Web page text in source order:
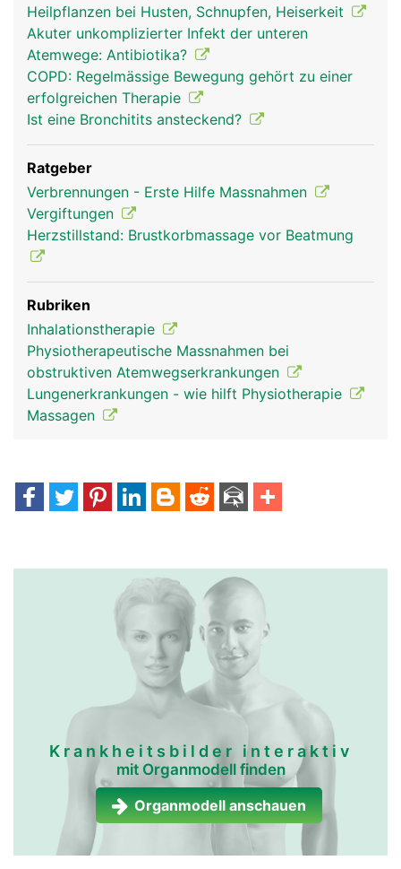
Atemwege Frau
Kopf Links
Heilpflanzen bei Husten, Schnupfen, Heiserkeit
Akuter unkomplizierter Infekt der unteren
Atemwege: Antibiotika?
COPD: Regelmässige Bewegung gehört zu einer
erfolgreichen Therapie
Ist eine Bronchitits ansteckend?
Ratgeber
Verbrennungen - Erste Hilfe Massnahmen
Vergiftungen
Herzstillstand: Brustkorbmassage vor Beatmung
Rubriken
Inhalationstherapie
Physiotherapeutische Massnahmen bei
obstruktiven Atemwegserkrankungen
Lungenerkrankungen - wie hilft Physiotherapie
Massagen
Krankheitsbilder interaktiv
mit Organmodell finden
Organmodell anschauen